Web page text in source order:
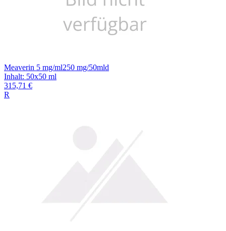
Meaverin 5 mg/ml250 mg/50mld
Inhalt: 50x50 ml
315,71 €
R